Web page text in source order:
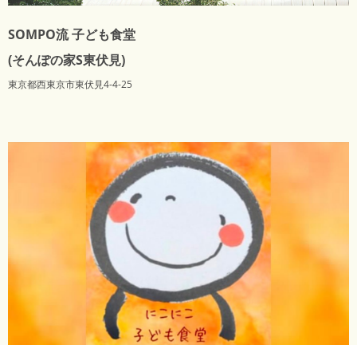
SOMPO流 子ども食堂
(そんぽの家S東伏見)
東京都西東京市東伏見4-4-25